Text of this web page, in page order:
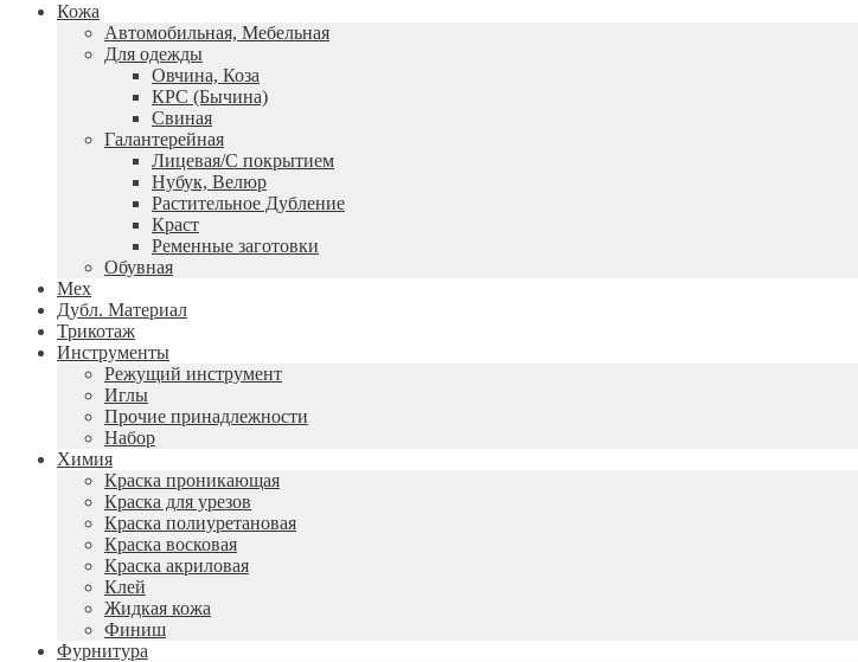
Кожа
Автомобильная, Мебельная
Для одежды
Овчина, Коза
КРС (Бычина)
Свиная
Галантерейная
Лицевая/С покрытием
Нубук, Велюр
Растительное Дубление
Краст
Ременные заготовки
Обувная
Мех
Дубл. Материал
Трикотаж
Инструменты
Режущий инструмент
Иглы
Прочие принадлежности
Набор
Химия
Краска проникающая
Краска для урезов
Краска полиуретановая
Краска восковая
Краска акриловая
Клей
Жидкая кожа
Финиш
Фурнитура